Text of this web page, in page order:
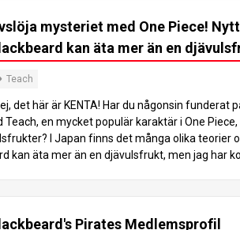
mysteriet med One Piece!
kan äta mer än en
Teach
det här är KENTA! Har du någonsin funderat
Teach, en mycket populär karaktär i One
I Japan finns det många olika teorier
kan äta mer än en djävulsfrukt, men jag har
är Svartskäggs “deformitet”? Låt oss först
Pirates Medlemsprofil